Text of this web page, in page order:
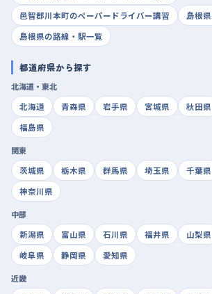
邑智郡川本町のペーパードライバー講習
島根
島根県の路線・駅一覧
都道府県から探す
北海道・東北
北海道
青森県 岩手県 宮城県 秋田県
福島県
関東
茨城県
栃木県 群馬県 埼玉県 千葉県
神奈川県
中部
新潟県
富山県 石川県 福井県 山梨県
岐阜県
静岡県 愛知県
近畿